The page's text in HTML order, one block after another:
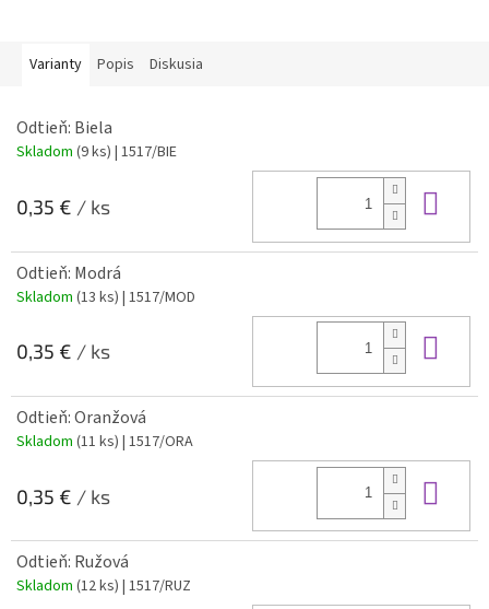
Varianty Popis Diskusia
Odtieň: Biela
Skladom (9 ks) | 1517/BIE
0,35 € / ks
Odtieň: Modrá
Skladom (13 ks) | 1517/MOD
0,35 € / ks
Odtieň: Oranžová
Skladom (11 ks) | 1517/ORA
0,35 € / ks
Odtieň: Ružová
Skladom (12 ks) | 1517/RUZ